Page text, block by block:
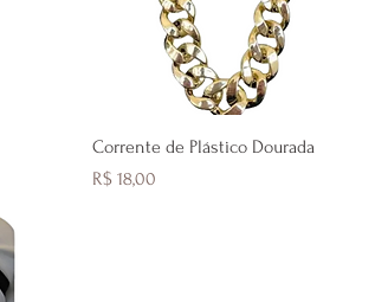
Visualização rápida
Corrente de Plástico Dourada
Preço
R$ 18,00